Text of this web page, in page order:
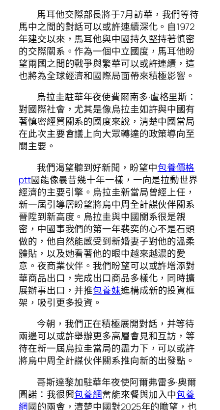
馬耳他交際部長將于7月訪華，我們等待
馬中之間的對話可以或許連續深化。自1972
年建交以來，馬耳他與中國持久堅持著慎密
的交際關系。作為一個中立國度，馬耳他盼
望兩國之間的戰爭與繁華可以或許連續，這
也將為全球經濟和國際局面帶來積極影響。
烏拉圭駐華年夜使費爾南多·盧格里斯：
對國際社會，尤其是像烏拉圭如許與中國有
著慎密經貿關系的國度來說，清楚中國當局
在此次主要會議上向大眾轉達的政策導向至
關主要。
我們渴望聽到好新聞，盼望中包養價格
ptt國能像曩昔幾十年一樣，一向是拉動世界
經濟的主要引擎。烏拉圭新當局曾經上任，
新一屆引導層盼望將烏中周全計謀伙伴關系
晉陞到新高度。烏拉圭與中國關系很是親
密，中國事我們的第一年裴奕的心不是石頭
做的，他自然能感受到新婚妻子對他的溫柔
體貼，以及她看著他的眼中越來越濃的愛
意。夜商業伙伴。我們盼望可以或許增添對
華商品出口，完成出口商品多樣化，同時擴
展辦事出口，并推包養妹進構成新的投資框
架，吸引更多投資。
今朝，我們正在積極展開對話，并等待
兩邊可以或許舉辦更多高層會見和互訪，等
待在新一屆烏拉圭當局的盡力下，可以或許
將烏中周全計謀伙伴關系推向新的出發點。
哥斯達黎加駐華年夜使阿爾弗雷多·奧爾
圖諾：我很興包養網奮能來餐與加入中包養
網國的兩會，清楚中國對2025年的瞻望，也